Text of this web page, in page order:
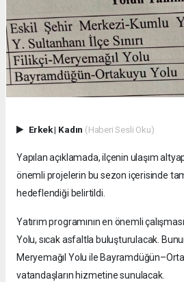
Erkek| Kadın (Haberi Sesli Oku)
Yapılan açıklamada, ilçenin ulaşım
önemli projelerin bu sezon içerisinde
hedeflendiği belirtildi.
Yatırım programının en önemli
Yolu, sıcak asfaltla buluşturulacak.
Meryemağıl Yolu ile
vatandaşların hizmetine sunulacak.